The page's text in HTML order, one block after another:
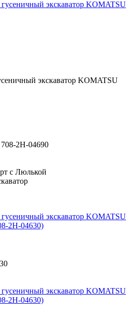
экскаватор KOMATSU
708-2H-04690
с Люлькой